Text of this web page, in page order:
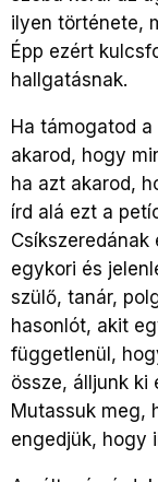
ilyen története,
Épp ezért
hallgatásnak.
Ha támogatod
akarod, hogy
ha azt akarod,
írd alá ezt a
Csíkszeredának
egykori és
szülő, tanár,
hasonlót, akit
függetlenül,
össze, álljunk ki
Mutassuk meg,
engedjük, hogy